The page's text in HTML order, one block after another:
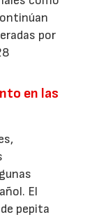
por
en las
El
pepita